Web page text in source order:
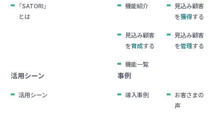
「SATORI」
とは
機能紹介
見込み顧客
を獲得する
見込み顧客
を育成する
見込み顧客
を管理する
機能一覧
活用シーン
活用シーン
事例
導入事例
お客さまの
声